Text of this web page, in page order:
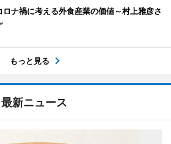
ロナ禍に考える外食産業の価値～村上雅彦さ
もっと見る
最新ニュース